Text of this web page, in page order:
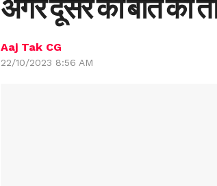
अगर दूसरे की बात की
Aaj Tak CG
22/10/2023 8:56 AM